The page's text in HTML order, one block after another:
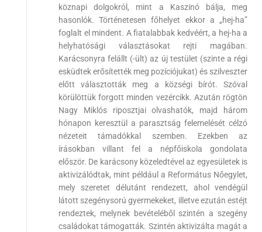
köznapi dolgokról, mint a Kaszinó bálja, meg
hasonlók. Történetesen főhelyet ekkor a „hej-ha”
foglalt el mindent. A fiatalabbak kedvéért, a hej-ha a
helyhatósági választásokat rejti magában.
Karácsonyra felállt (-ült) az új testület (szinte a régi
esküdtek erősítették meg pozíciójukat) és szilveszter
előtt választották meg a községi bírót. Szóval
körülöttük forgott minden vezércikk. Azután rögtön
Nagy Miklós riposztjai olvashatók, majd három
hónapon keresztül a parasztság felemelését célzó
nézeteit támadókkal szemben. Ezekben az
írásokban villant fel a népfőiskola gondolata
először. De karácsony közeledtével az egyesületek is
aktivizálódtak, mint például a Református Nőegylet,
mely szeretet délutánt rendezett, ahol vendégül
látott szegénysorú gyermekeket, illetve ezután estéjt
rendeztek, melynek bevételéből szintén a szegény
családokat támogatták. Szintén aktivizálta magát a